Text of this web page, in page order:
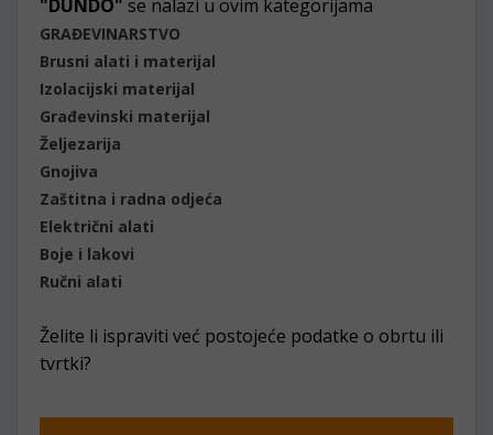
"DUNDO" se nalazi u ovim kategorijama
GRAĐEVINARSTVO
Brusni alati i materijal
Izolacijski materijal
Građevinski materijal
Željezarija
Gnojiva
Zaštitna i radna odjeća
Električni alati
Boje i lakovi
Ručni alati
Želite li ispraviti već postojeće podatke o obrtu ili
tvrtki?